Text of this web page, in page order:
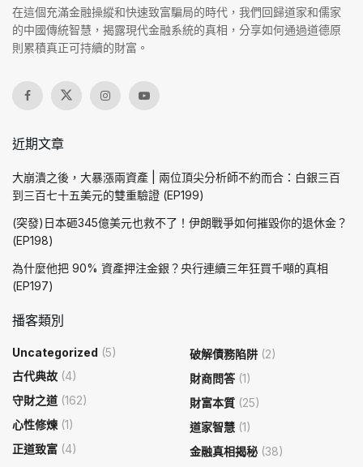
在這個充滿金融操縱和快速致富騙局的時代，我們回歸道家和儒家
的中國傳統智慧，揭露現代金融系統的真相，分享如何通過道德原
則累積真正可持續的財富。
近期文章
大崩潰之後，大暴漲兩資產 | 兩位頂尖分析師不約而合：白銀三百
到三百七十五美元的雙重驗證 (EP199)
(突發)日本砸345億美元也救不了！伊朗戰爭如何摧毀你的退休金？
(EP198)
為什麼他把 90% 資產押注金銀？央行連續三年狂買千噸的真相
(EP197)
播客類別
Uncategorized (5)
古代典故 (4)
守財之道 (162)
心性修煉 (1)
正道致富 (4)
破解債務陷阱 (2)
財商問答(1)
財富本質 (25)
道家智慧 (1)
金融真相揭秘 (38)